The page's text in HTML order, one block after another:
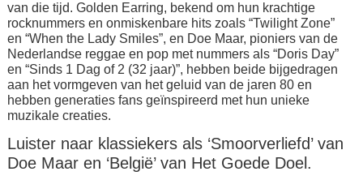
van die tijd. Golden Earring, bekend om hun krachtige
rocknummers en onmiskenbare hits zoals “Twilight Zone”
en “When the Lady Smiles”, en Doe Maar, pioniers van de
Nederlandse reggae en pop met nummers als “Doris Day”
en “Sinds 1 Dag of 2 (32 jaar)”, hebben beide bijgedragen
aan het vormgeven van het geluid van de jaren 80 en
hebben generaties fans geïnspireerd met hun unieke
muzikale creaties.
Luister naar klassiekers als ‘Smoorverliefd’ van
Doe Maar en ‘België’ van Het Goede Doel.